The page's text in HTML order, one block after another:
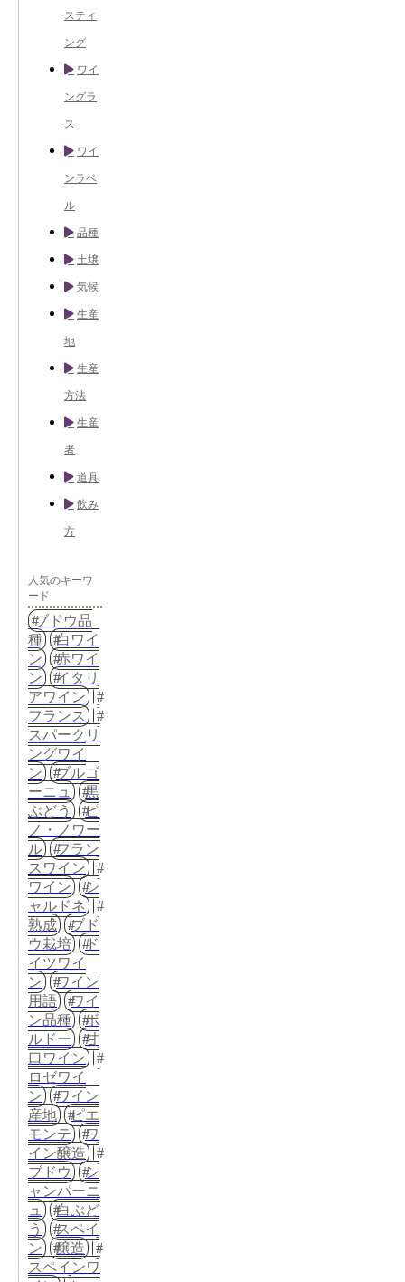
スティ
ング
ワイ
ングラ
ス
ワイ
ンラベ
ル
品種
土壌
気候
生産
地
生産
方法
生産
者
道具
飲み
方
人気のキーワ
ード
ブドウ品
種
白ワイ
ン
赤ワイ
ン
イタリ
アワイン
フランス
スパークリ
ングワイ
ン
ブルゴ
ーニュ
黒
ぶどう
ピ
ノ・ノワー
ル
フラン
スワイン
ワイン
シ
ャルドネ
熟成
ブド
ウ栽培
ド
イツワイ
ン
ワイン
用語
ワイ
ン品種
ボ
ルドー
甘
口ワイン
ロゼワイ
ン
ワイン
産地
ピエ
モンテ
ワ
イン醸造
ブドウ
シ
ャンパーニ
ュ
白ぶど
う
スペイ
ン
醸造
スペインワ